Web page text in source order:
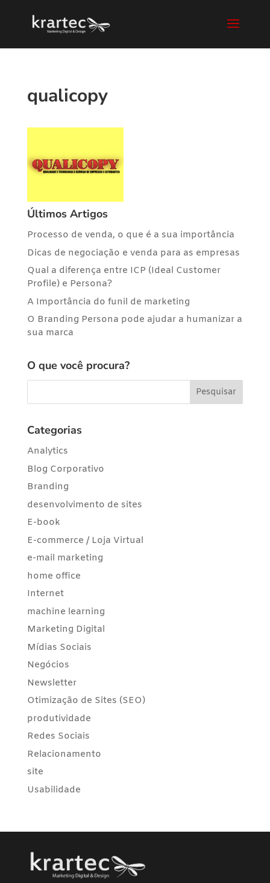
qualicopy
Últimos Artigos
Processo de venda, o que é a sua importância
Dicas de negociação e venda para as empresas
Qual a diferença entre ICP (Ideal Customer
Profile) e Persona?
A Importância do funil de marketing
O Branding Persona pode ajudar a humanizar a
sua marca
O que você procura?
Categorias
Analytics
Blog Corporativo
Branding
desenvolvimento de sites
E-book
E-commerce / Loja Virtual
e-mail marketing
home office
Internet
machine learning
Marketing Digital
Mídias Sociais
Negócios
Newsletter
Otimização de Sites (SEO)
produtividade
Redes Sociais
Relacionamento
site
Usabilidade